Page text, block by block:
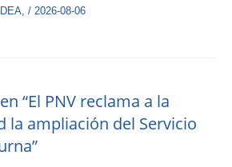
/ 2026-08-06
“El PNV reclama a la
la ampliación del Servicio